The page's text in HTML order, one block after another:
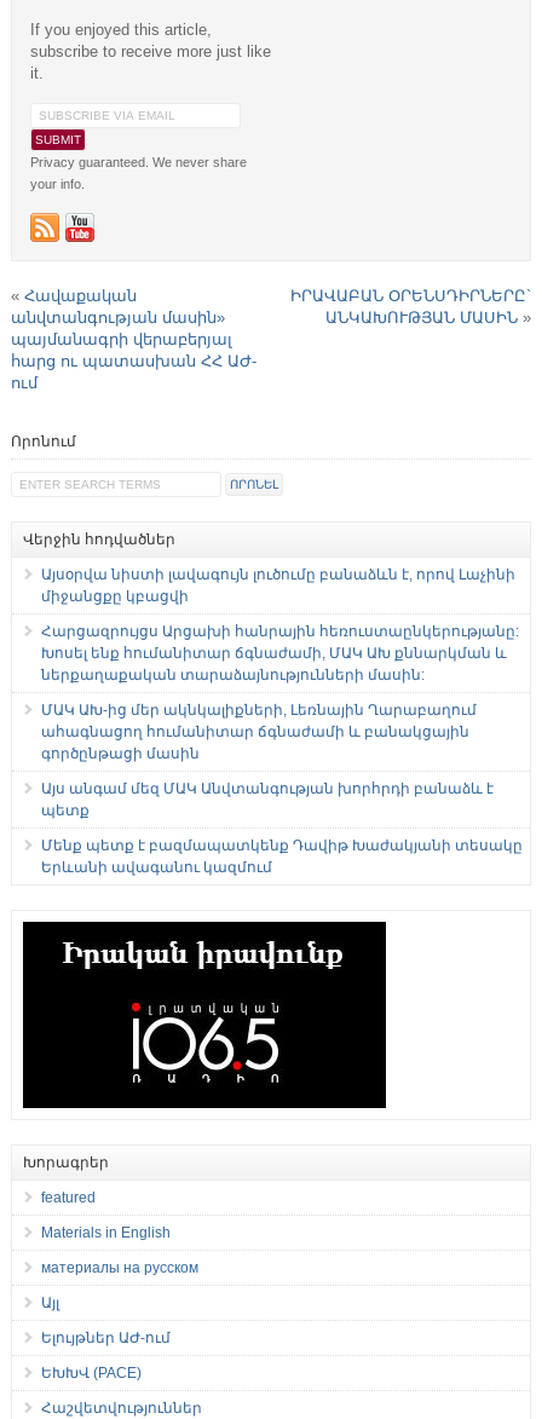
If you enjoyed this article,
subscribe to receive more just like
it.
Privacy guaranteed. We never share
your info.
« Հավաքական
անվտանգության մասին»
պայմանագրի վերաբերյալ
հարց ու պատասխան ՀՀ ԱԺ-
ում
ԻՐԱՎԱԲԱՆ ՕՐԵՆՍԴԻՐՆԵՐԸ`
ԱՆԿԱԽՈՒԹՅԱՆ ՄԱՍԻՆ »
Որոնում
Վերջին հոդվածներ
Այսօրվա նիստի լավագույն լուծումը բանաձևն է, որով Լաչինի
միջանցքը կբացվի
Հարցազրույցս Արցախի հանրային հեռուստաընկերությանը:
Խոսել ենք հումանիտար ճգնաժամի, ՄԱԿ ԱԽ քննարկման և
ներքաղաքական տարաձայնությունների մասին:
ՄԱԿ ԱԽ-ից մեր ակնկալիքների, Լեռնային Ղարաբաղում
ահագնացող հումանիտար ճգնաժամի և բանակցային
գործընթացի մասին
Այս անգամ մեզ ՄԱԿ Անվտանգության խորհրդի բանաձև է
պետք
Մենք պետք է բազմապատկենք Դավիթ Խաժակյանի տեսակը
Երևանի ավագանու կազմում
Խորագրեր
featured
Materials in English
материалы на русском
Այլ
Ելույթներ ԱԺ-ում
ԵԽԽՎ (PACE)
Հաշվետվություններ